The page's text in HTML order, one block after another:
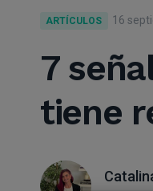
ARTÍCULOS 16
7
tiene